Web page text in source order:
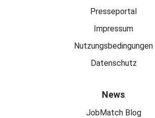
Presseportal
Impressum
Nutzungsbedingungen
Datenschutz
News
JobMatch Blog